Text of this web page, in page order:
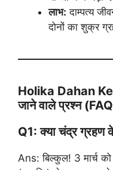
लाभ: दाम्पत्य
दोनों का शुक्र
Holika Dahan
जाने वाले प्रश्न
Q1: क्या चंद्र ग्रहण
Ans: बिल्कुल! 3 मार्च